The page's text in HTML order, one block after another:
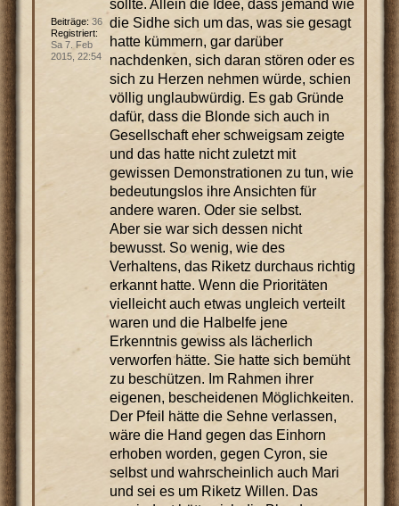
sollte. Allein die Idee, dass jemand wie
die Sidhe sich um das, was sie gesagt
hatte kümmern, gar darüber
nachdenken, sich daran stören oder es
sich zu Herzen nehmen würde, schien
völlig unglaubwürdig. Es gab Gründe
dafür, dass die Blonde sich auch in
Gesellschaft eher schweigsam zeigte
und das hatte nicht zuletzt mit
gewissen Demonstrationen zu tun, wie
bedeutungslos ihre Ansichten für
andere waren. Oder sie selbst.
Aber sie war sich dessen nicht
bewusst. So wenig, wie des
Verhaltens, das Riketz durchaus richtig
erkannt hatte. Wenn die Prioritäten
vielleicht auch etwas ungleich verteilt
waren und die Halbelfe jene
Erkenntnis gewiss als lächerlich
verworfen hätte. Sie hatte sich bemüht
zu beschützen. Im Rahmen ihrer
eigenen, bescheidenen Möglichkeiten.
Der Pfeil hätte die Sehne verlassen,
wäre die Hand gegen das Einhorn
erhoben worden, gegen Cyron, sie
selbst und wahrscheinlich auch Mari
und sei es um Riketz Willen. Das
Beiträge: 36
Registriert:
Sa 7. Feb
2015, 22:54